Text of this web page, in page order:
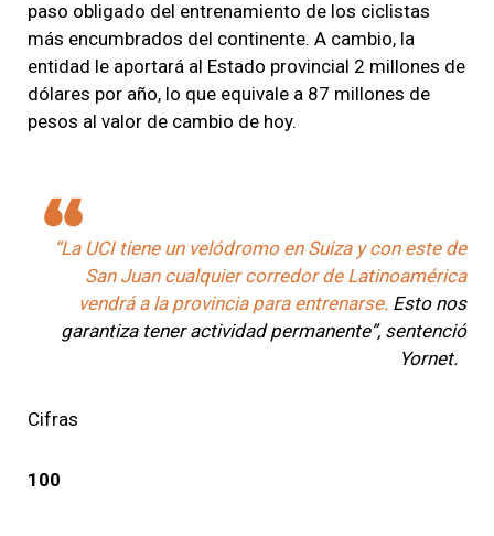
paso obligado del entrenamiento de los ciclistas
más encumbrados del continente. A cambio, la
entidad le aportará al Estado provincial 2 millones de
dólares por año, lo que equivale a 87 millones de
pesos al valor de cambio de hoy.
“La UCI tiene un velódromo en Suiza y con este de
San Juan cualquier corredor de Latinoamérica
vendrá a la provincia para entrenarse. Esto nos
garantiza tener actividad permanente”, sentenció
Yornet.
Cifras
100